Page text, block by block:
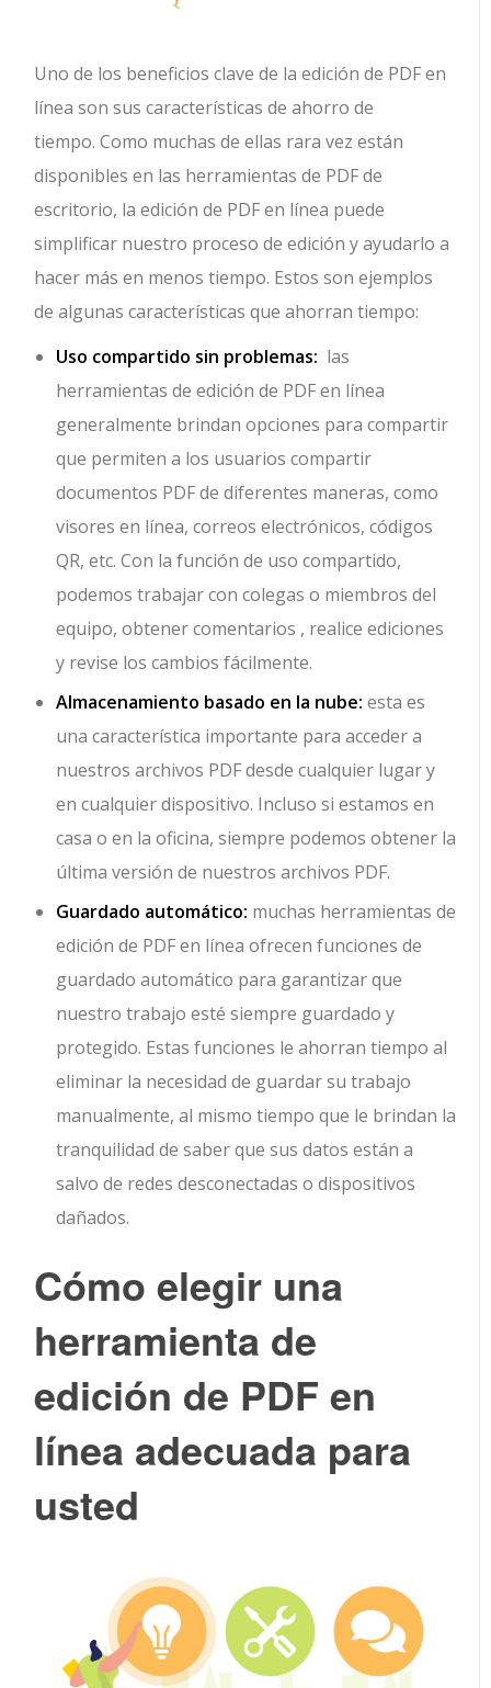
Uno de los beneficios clave de la edición de PDF en
línea son sus características de ahorro de
tiempo. Como muchas de ellas rara vez están
disponibles en las herramientas de PDF de
escritorio, la edición de PDF en línea puede
simplificar nuestro proceso de edición y ayudarlo a
hacer más en menos tiempo. Estos son ejemplos
de algunas características que ahorran tiempo:
Uso compartido sin problemas: las
herramientas de edición de PDF en línea
generalmente brindan opciones para compartir
que permiten a los usuarios compartir
documentos PDF de diferentes maneras, como
visores en línea, correos electrónicos, códigos
QR, etc. Con la función de uso compartido,
podemos trabajar con colegas o miembros del
equipo, obtener comentarios , realice ediciones
y revise los cambios fácilmente.
Almacenamiento basado en la nube: esta es
una característica importante para acceder a
nuestros archivos PDF desde cualquier lugar y
en cualquier dispositivo. Incluso si estamos en
casa o en la oficina, siempre podemos obtener la
última versión de nuestros archivos PDF.
Guardado automático: muchas herramientas de
edición de PDF en línea ofrecen funciones de
guardado automático para garantizar que
nuestro trabajo esté siempre guardado y
protegido. Estas funciones le ahorran tiempo al
eliminar la necesidad de guardar su trabajo
manualmente, al mismo tiempo que le brindan la
tranquilidad de saber que sus datos están a
salvo de redes desconectadas o dispositivos
dañados.
Cómo elegir una
herramienta de
edición de PDF en
línea adecuada para
usted